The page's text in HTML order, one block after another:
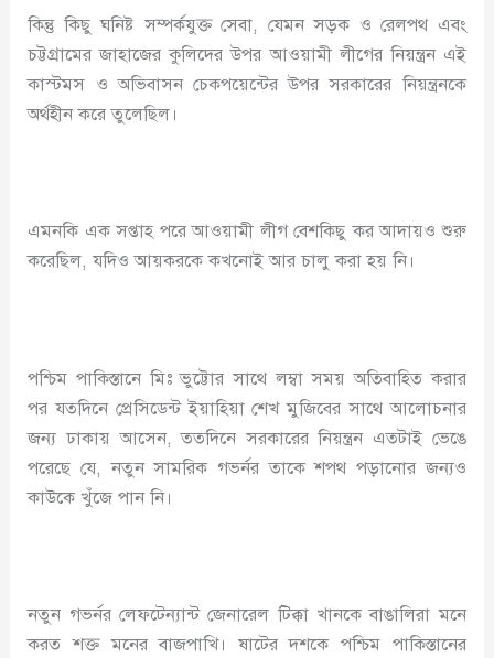
কিন্তু কিছু ঘনিষ্ট সম্পর্কযুক্ত সেবা, যেমন সড়ক ও রেলপথ এবং
চট্টগ্রামের জাহাজের কুলিদের উপর আওয়ামী লীগের নিয়ন্ত্রন এই
কাস্টমস ও অভিবাসন চেকপয়েন্টের উপর সরকারের নিয়ন্ত্রনকে
অর্থহীন করে তুলেছিল।
এমনকি এক সপ্তাহ পরে আওয়ামী লীগ বেশকিছু কর আদায়ও শুরু
করেছিল, যদিও আয়করকে কখনোই আর চালু করা হয় নি।
পশ্চিম পাকিস্তানে মিঃ ভুট্টোর সাথে লম্বা সময় অতিবাহিত করার
পর যতদিনে প্রেসিডেন্ট ইয়াহিয়া শেখ মুজিবের সাথে আলোচনার
জন্য ঢাকায় আসেন, ততদিনে সরকারের নিয়ন্ত্রন এতটাই ভেঙে
পরেছে যে, নতুন সামরিক গভর্নর তাকে শপথ পড়ানোর জন্যও
কাউকে খুঁজে পান নি।
নতুন গভর্নর লেফটেন্যান্ট জেনারেল টিক্কা খানকে বাঙালিরা মনে
করত শক্ত মনের বাজপাখি। ষাটের দশকে পশ্চিম পাকিস্তানের